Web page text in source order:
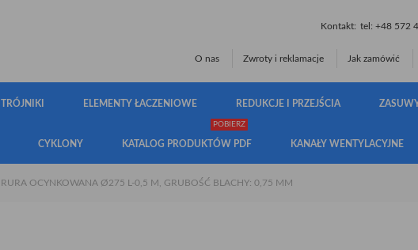
Kontakt: tel: +48 572
O nas Zwroty i reklamacje Jak zamówić
TRÓJNIKI ELEMENTY ŁACZENIOWE REDUKCJE I PRZEJŚCIA
CYKLONY KATALOG PRODUKTÓW PDF
POBIERZ
KANAŁY WENTYLACYJNE
RURA OCYNKOWANA Ø275 L-0,5 M, GRUBOŚĆ BLACHY: 0,75 MM